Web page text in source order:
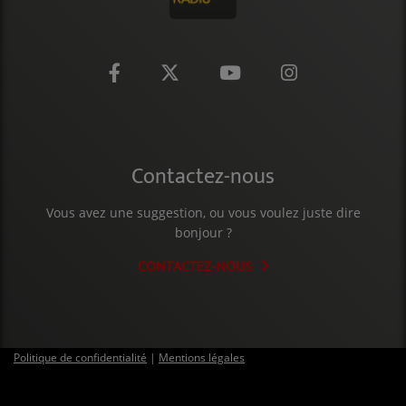
Contactez-nous
Vous avez une suggestion, ou vous voulez juste dire
bonjour ?
CONTACTEZ-NOUS
Politique de confidentialité | Mentions légales